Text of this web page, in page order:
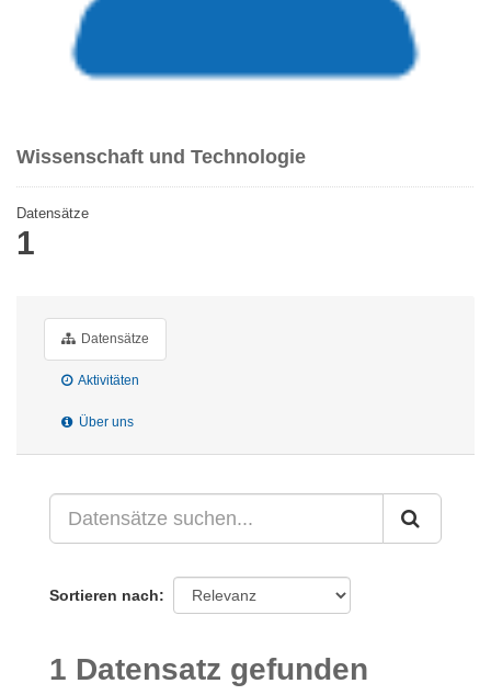
Wissenschaft und Technologie
Datensätze
1
Datensätze
Aktivitäten
Über uns
Sortieren nach
1 Datensatz gefunden